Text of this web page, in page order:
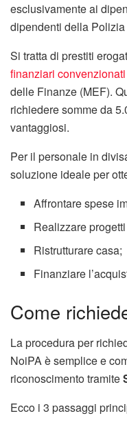
esclusivamente ai
dipendenti della Polizia
Si tratta di prestiti
finanziari convenzionati
delle Finanze (MEF).
richiedere somme da
vantaggiosi.
Per il personale in
soluzione ideale per
Affrontare spese
Realizzare
Ristrutturare casa;
Finanziare
Come
La procedura per
NoiPA è semplice e
riconoscimento tramite
Ecco i 3 passaggi